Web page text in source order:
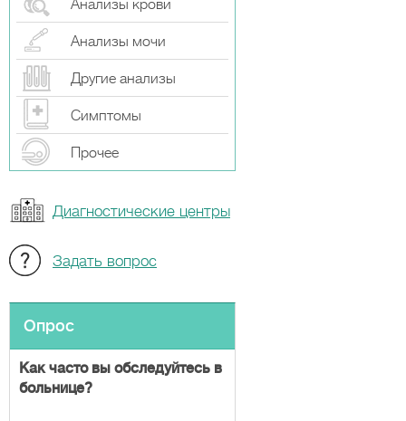
Анализы крови
Анализы мочи
Другие анализы
Симптомы
Прочeе
Диагностические центры
Задать вопрос
Опрос
Как часто вы обследуйтесь в
больнице?